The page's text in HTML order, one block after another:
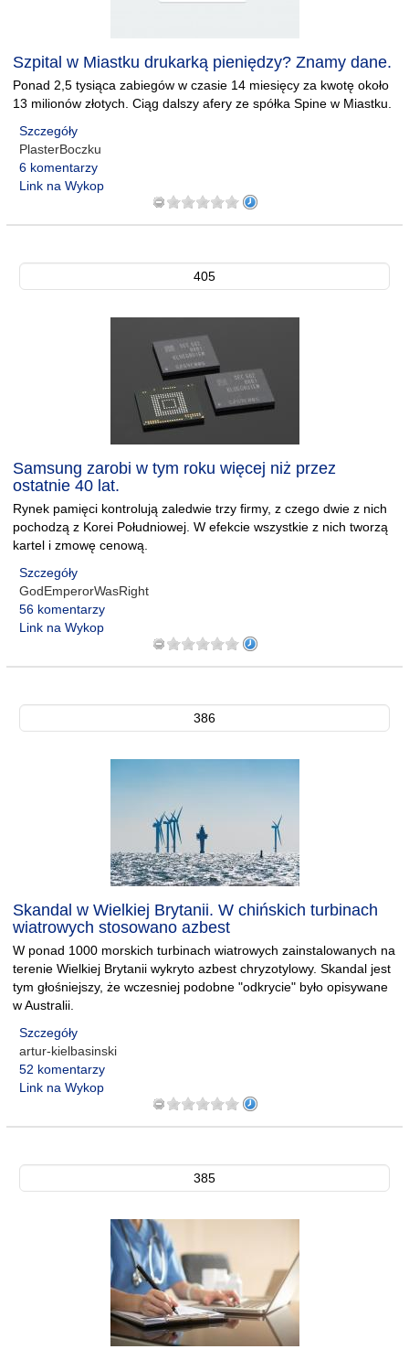
Szpital w Miastku drukarką pieniędzy? Znamy dane.
Ponad 2,5 tysiąca zabiegów w czasie 14 miesięcy za kwotę około
13 milionów złotych. Ciąg dalszy afery ze spółka Spine w Miastku.
Szczegóły
PlasterBoczku
6 komentarzy
Link na Wykop
405
Samsung zarobi w tym roku więcej niż przez
ostatnie 40 lat.
Rynek pamięci kontrolują zaledwie trzy firmy, z czego dwie z nich
pochodzą z Korei Południowej. W efekcie wszystkie z nich tworzą
kartel i zmowę cenową.
Szczegóły
GodEmperorWasRight
56 komentarzy
Link na Wykop
386
Skandal w Wielkiej Brytanii. W chińskich turbinach
wiatrowych stosowano azbest
W ponad 1000 morskich turbinach wiatrowych zainstalowanych na
terenie Wielkiej Brytanii wykryto azbest chryzotylowy. Skandal jest
tym głośniejszy, że wczesniej podobne "odkrycie" było opisywane
w Australii.
Szczegóły
artur-kielbasinski
52 komentarzy
Link na Wykop
385